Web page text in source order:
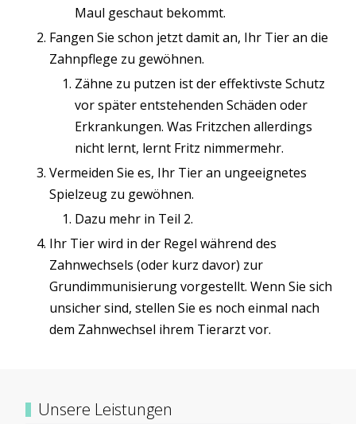
Maul geschaut bekommt.
Fangen Sie schon jetzt damit an, Ihr Tier an die
Zahnpflege zu gewöhnen.
Zähne zu putzen ist der effektivste Schutz
vor später entstehenden Schäden oder
Erkrankungen. Was Fritzchen allerdings
nicht lernt, lernt Fritz nimmermehr.
Vermeiden Sie es, Ihr Tier an ungeeignetes
Spielzeug zu gewöhnen.
Dazu mehr in Teil 2.
Ihr Tier wird in der Regel während des
Zahnwechsels (oder kurz davor) zur
Grundimmunisierung vorgestellt. Wenn Sie sich
unsicher sind, stellen Sie es noch einmal nach
dem Zahnwechsel ihrem Tierarzt vor.
Unsere Leistungen